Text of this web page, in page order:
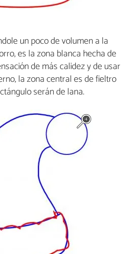
un poco de volumen a la
es la zona blanca hecha de
de más calidez y de usar
la zona central es de fieltro
serán de lana.